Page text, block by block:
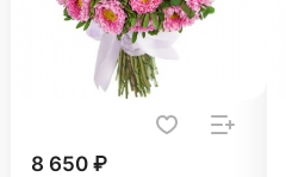
8 650 ₽